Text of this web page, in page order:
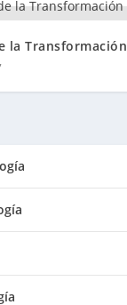
la Transformación